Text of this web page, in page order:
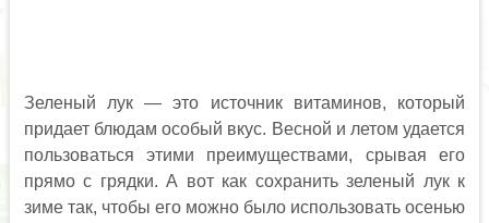
Зеленый лук — это источник витаминов, который
придает блюдам особый вкус. Весной и летом удается
пользоваться этими преимуществами, срывая его
прямо с грядки. А вот как сохранить зеленый лук к
зиме так, чтобы его можно было использовать осенью